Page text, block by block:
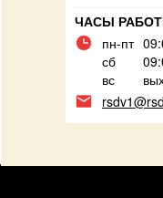
ЧАСЫ
пн-пт
сб
вс